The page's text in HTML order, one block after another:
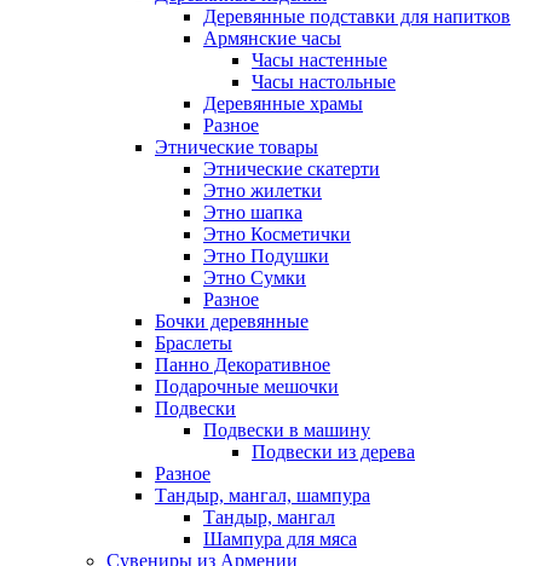
Деревянные подставки для напитков
Армянские часы
Часы настенные
Часы настольные
Деревянные храмы
Разное
Этнические товары
Этнические скатерти
Этно жилетки
Этно шапка
Этно Косметички
Этно Подушки
Этно Сумки
Разное
Бочки деревянные
Браслеты
Панно Декоративное
Подарочные мешочки
Подвески
Подвески в машину
Подвески из дерева
Разное
Тандыр, мангал, шампура
Тандыр, мангал
Шампура для мяса
Сувениры из Армении